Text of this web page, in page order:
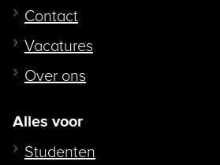
Contact
Vacatures
Over ons
Alles voor
Studenten